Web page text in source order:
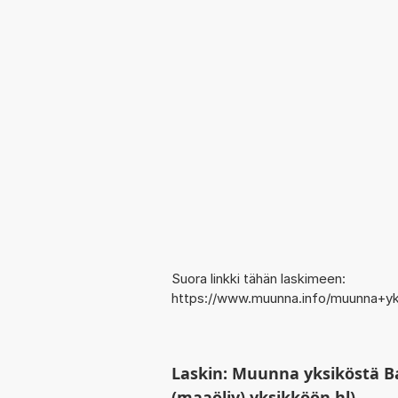
Suora linkki tähän laskimeen:
https://www.muunna.info/
Laskin: Muunna yksiköstä